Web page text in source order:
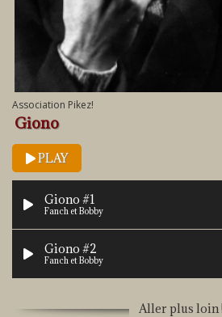
Association Pikez!
Giono
PLAY
Giono #1
Fanch et Bobby
Giono #2
Fanch et Bobby
Aller plus loin !